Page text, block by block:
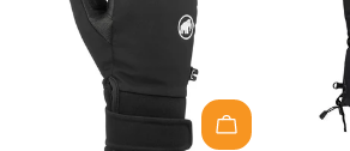
Choisissez les